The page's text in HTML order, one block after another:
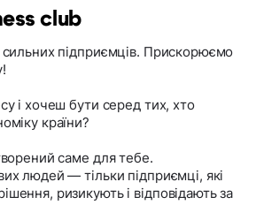
club
сильних підприємців. Прискорюємо
і хочеш бути серед тих, хто
країни?
саме для тебе.
людей — тільки підприємці, які
ризикують і відповідають за